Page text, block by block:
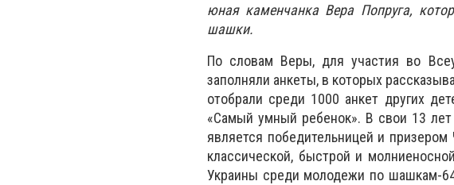
юная каменчанка Вера Попруга,
шашки.
По словам Веры, для участия во
заполняли анкеты, в которых
отобрали среди 1000 анкет других
«Самый умный ребенок». В свои 13
является победительницей и
классической, быстрой и
Украины среди молодежи по шашкам-